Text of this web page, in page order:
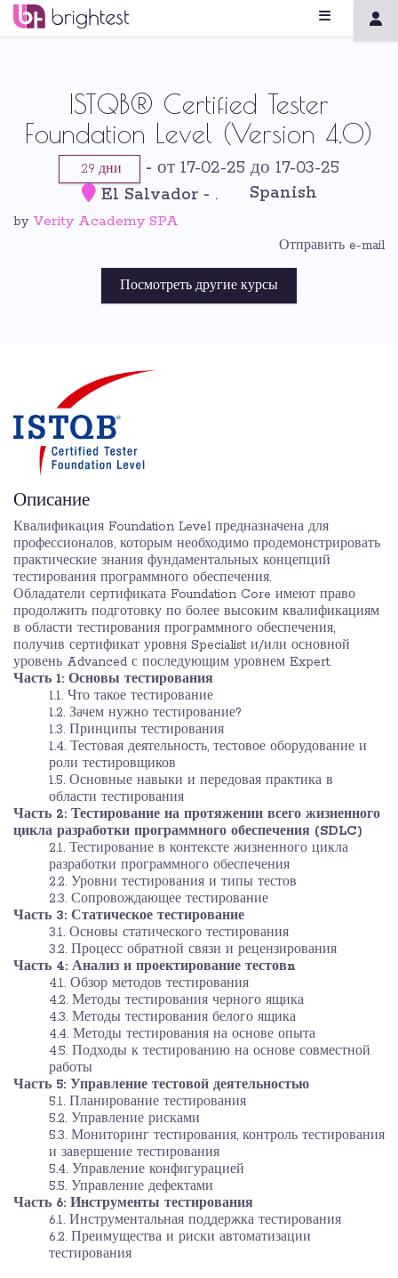
ISTQB® Certified Tester
Foundation Level (Version 4.0)
29 дни - от 17-02-25 до 17-03-25
El Salvador- . Spanish
by Verity Academy SPA
Отправить e-mail
Посмотреть другие курсы
Описание
Квалификация Foundation Level предназначена для
профессионалов, которым необходимо продемонстрировать
практические знания фундаментальных концепций
тестирования программного обеспечения.
Обладатели сертификата Foundation Core имеют право
продолжить подготовку по более высоким квалификациям
в области тестирования программного обеспечения,
получив сертификат уровня Specialist и/или основной
уровень Advanced с последующим уровнем Expert.
Часть 1: Основы тестирования
1.1. Что такое тестирование
1.2. Зачем нужно тестирование?
1.3. Принципы тестирования
1.4. Тестовая деятельность, тестовое оборудование и
роли тестировщиков
1.5. Основные навыки и передовая практика в
области тестирования
Часть 2: Тестирование на протяжении всего жизненного
цикла разработки программного обеспечения (SDLC)
2.1. Тестирование в контексте жизненного цикла
разработки программного обеспечения
2.2. Уровни тестирования и типы тестов
2.3. Сопровождающее тестирование
Часть 3: Статическое тестирование
3.1. Основы статического тестирования
3.2. Процесс обратной связи и рецензирования
Часть 4: Анализ и проектирование тестовn
4.1. Обзор методов тестирования
4.2. Методы тестирования черного ящика
4.3. Методы тестирования белого ящика
4.4. Методы тестирования на основе опыта
4.5. Подходы к тестированию на основе совместной
работы
Часть 5: Управление тестовой деятельностью
5.1. Планирование тестирования
5.2. Управление рисками
5.3. Мониторинг тестирования, контроль тестирования
и завершение тестирования
5.4. Управление конфигурацией
5.5. Управление дефектами
Часть 6: Инструменты тестирования
6.1. Инструментальная поддержка тестирования
6.2. Преимущества и риски автоматизации
тестирования